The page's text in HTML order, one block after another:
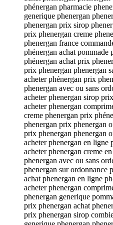
phénergan pharmacie
generique phenergan
phenergan prix sirop
prix phenergan creme
phenergan france
phénergan achat pommade
phénergan achat prix
prix phenergan phenergan
acheter phénergan prix
phenergan avec ou sans
acheter phenergan sirop
acheter phenergan
creme phenergan prix
phenergan prix phenergan
prix phenergan phenergan
acheter phenergan en ligne
acheter phenergan creme
phenergan avec ou sans
phenergan sur ordonnance
achat phenergan en ligne
acheter phenergan
phenergan generique
prix phenergan achat
prix phenergan sirop